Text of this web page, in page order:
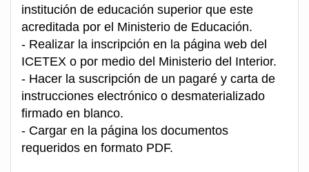
institución de educación superior que este
acreditada por el Ministerio de Educación.
- Realizar la inscripción en la página web del
ICETEX o por medio del Ministerio del Interior.
- Hacer la suscripción de un pagaré y carta de
instrucciones electrónico o desmaterializado
firmado en blanco.
- Cargar en la página los documentos
requeridos en formato PDF.